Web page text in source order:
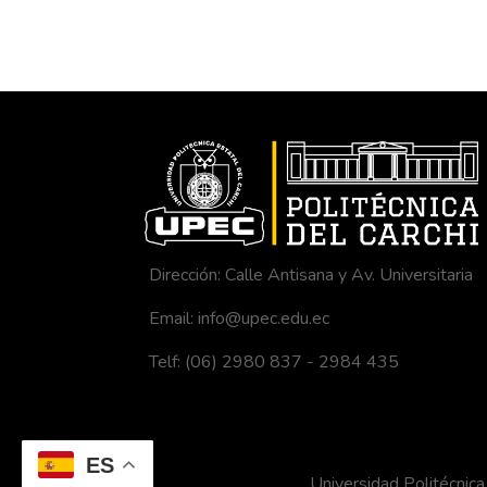
ES
Dirección: Calle Antisana y Av. Universitaria
Email: info@upec.edu.ec
Telf: (06) 2980 837 - 2984 435